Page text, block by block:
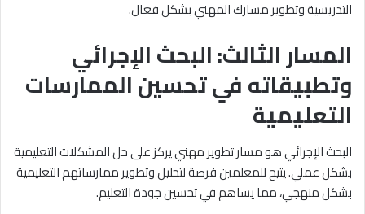
التدريسية وتطوير مسارك المهني بشكل فعال.
المسار الثالث: البحث الإجرائي
وتطبيقاته في تحسين الممارسات
التعليمية
البحث الإجرائي هو مسار تطوير مهني يركز على حل المشكلات التعليمية
بشكل عملي. يتيح للمعلمين فرصة لتحليل وتطوير ممارساتهم التعليمية
بشكل منهجي، مما يساهم في تحسين جودة التعليم.